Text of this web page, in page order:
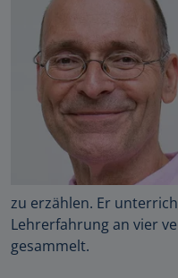
zu erzählen. Er
Lehrerfahrung an vier
gesammelt.